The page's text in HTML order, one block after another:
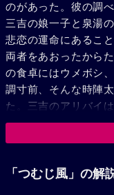
のがあった。彼の調
三吉の娘一子と泉湯
悲恋の運命にあるこ
両者をあおったから
の食卓にはウメボシ
調寸前、そんな時陣
た。三吉のアリバイ
さん、真知子によっ
しめることが出来た
陣太郎は、たちまち
「つむじ風」の解